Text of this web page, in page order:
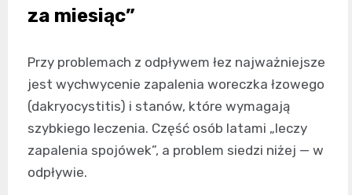
za miesiąc”
Przy problemach z odpływem łez najważniejsze
jest wychwycenie zapalenia woreczka łzowego
(dakryocystitis) i stanów, które wymagają
szybkiego leczenia. Część osób latami „leczy
zapalenia spojówek”, a problem siedzi niżej — w
odpływie.